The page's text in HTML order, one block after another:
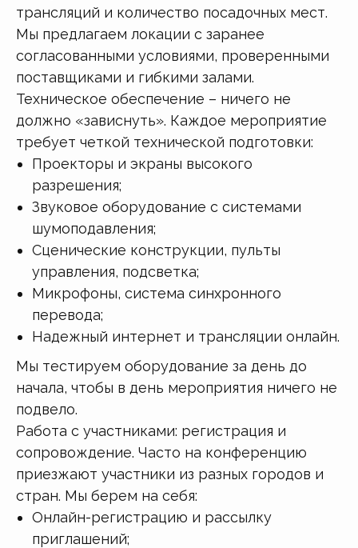
трансляций и количество посадочных мест.
Мы предлагаем локации с заранее
согласованными условиями, проверенными
поставщиками и гибкими залами.
Техническое обеспечение – ничего не
должно «зависнуть». Каждое мероприятие
требует четкой технической подготовки:
Проекторы и экраны высокого
разрешения;
Звуковое оборудование с системами
шумоподавления;
Сценические конструкции, пульты
управления, подсветка;
Микрофоны, система синхронного
перевода;
Надежный интернет и трансляции онлайн.
Мы тестируем оборудование за день до
начала, чтобы в день мероприятия ничего не
подвело.
Работа с участниками: регистрация и
сопровождение. Часто на конференцию
приезжают участники из разных городов и
стран. Мы берем на себя:
Онлайн-регистрацию и рассылку
приглашений;